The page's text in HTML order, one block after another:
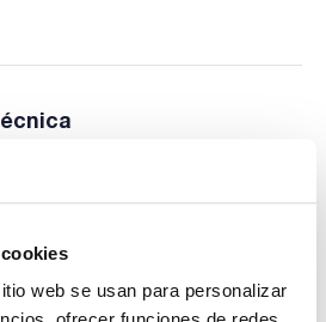
web se usan para personalizar
Regístrate para